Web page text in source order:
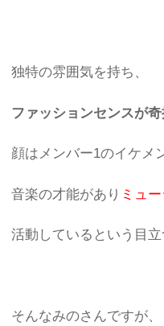
独特の雰囲気を持ち、
ファッションセンスが
顔はメンバー1のイケメ
音楽の才能があり ミュ
活動しているという目立
そんなみのさんですが、